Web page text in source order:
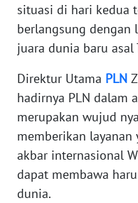
situasi di hari kedua
berlangsung dengan
juara dunia baru asal
Direktur Utama PLN
hadirnya PLN dalam
merupakan wujud
memberikan layanan
akbar internasional
dapat membawa
dunia.
BERITA
KONTAK
KAMI
INFO
IKLAN
TENTANG
KAMI